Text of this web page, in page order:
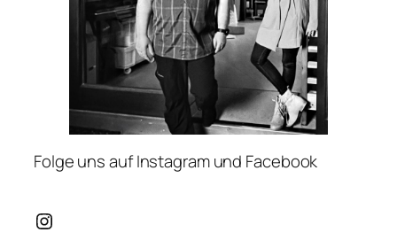
Folge uns auf Instagram und Facebook
Instagram